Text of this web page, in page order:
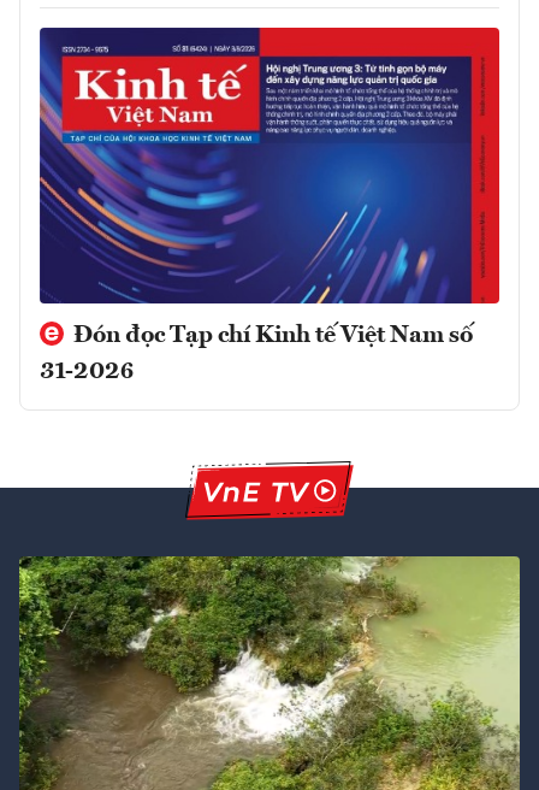
Đón đọc Tạp chí Kinh tế Việt Nam số
31-2026